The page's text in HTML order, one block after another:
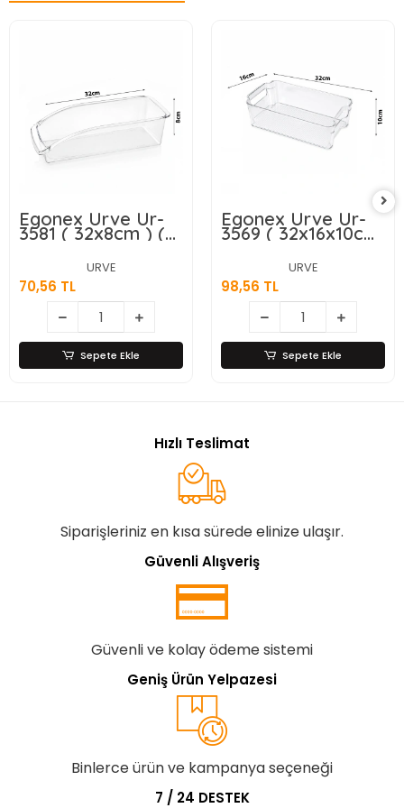
Egonex Urve Ur-
3581 ( 32x8cm ) (
Şeffaf ) (
Düzenleyici )
Plastik Mika
Modüler Çok
Organizer*24=k
URVE
70,56 TL
Sepete Ekle
Egonex Urve Ur-
3569 ( 32x16x10cm
) ( Şeffaf ) (
Düzenleyici )
Plastik Mika
Modüler Çok
Organizer*24=k
URVE
98,56 TL
Sepete Ekle
Hızlı Teslimat
Siparişleriniz en kısa sürede elinize ulaşır.
Güvenli Alışveriş
Güvenli ve kolay ödeme sistemi
Geniş Ürün Yelpazesi
Binlerce ürün ve kampanya seçeneği
7 / 24 DESTEK